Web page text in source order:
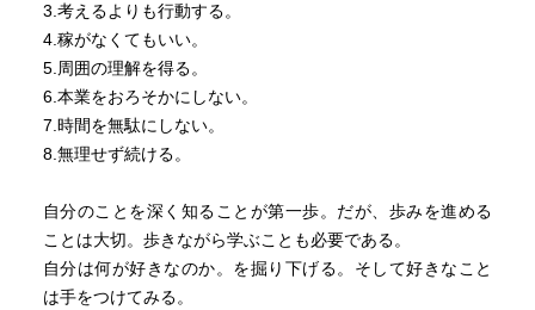
3.考えるよりも行動する。
4.稼がなくてもいい。
5.周囲の理解を得る。
6.本業をおろそかにしない。
7.時間を無駄にしない。
8.無理せず続ける。
自分のことを深く知ることが第一歩。だが、歩みを進める
ことは大切。歩きながら学ぶことも必要である。
自分は何が好きなのか。を掘り下げる。そして好きなこと
は手をつけてみる。